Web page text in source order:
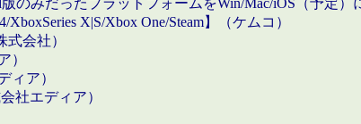
X|S/Xbox One/Steam】（ケムコ）
会社）
）
ィア）
社エディア）